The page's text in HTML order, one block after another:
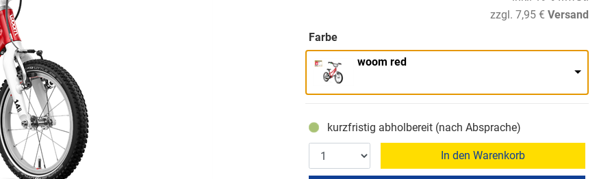
zzgl. 7,95 € Versand
Farbe
woom red
kurzfristig abholbereit (nach Absprache)
In den Warenkorb